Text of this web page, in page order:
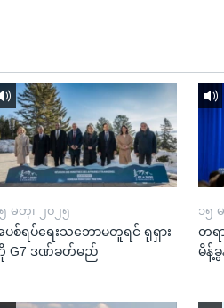
မတ္၊ ၂၀၂၅
စ်ရပ်ရေးသဘောမတူရင် ရုရှား
G7 ဒဏ်ခတ်မည်
၁၅
တရာ
မိန့်ခွ